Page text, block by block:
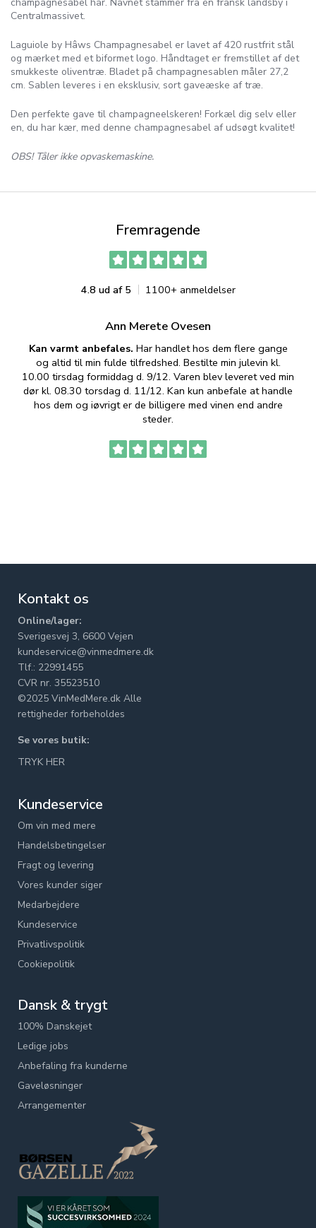
Centralmassivet.
Laguiole by Hâws Champagnesabel er lavet af 420 rustfrit stål
og mærket med et biformet logo. Håndtaget er fremstillet af det
smukkeste oliventræ. Bladet på champagnesablen måler 27,2
cm. Sablen leveres i en eksklusiv, sort gaveæske af træ.
Den perfekte gave til champagneelskeren! Forkæl dig selv eller
en, du har kær, med denne champagnesabel af udsøgt kvalitet!
OBS! Tåler ikke opvaskemaskine.
Fremragende
4.8 ud af 5 1100+ anmeldelser
Ann Merete Ovesen
Kan varmt anbefales. Har handlet hos dem flere gange
og altid til min fulde tilfredshed. Bestilte min julevin kl.
10.00 tirsdag formiddag d. 9/12. Varen blev leveret ved min
dør kl. 08.30 torsdag d. 11/12. Kan kun anbefale at handle
hos dem og iøvrigt er de billigere med vinen end andre
steder.
Kontakt os
Online/lager:
Sverigesvej 3, 6600 Vejen
kundeservice@vinmedmere.dk
Tlf.: 22991455
CVR nr. 35523510
©2025 VinMedMere.dk Alle
rettigheder forbeholdes
Se vores butik:
TRYK HER
Kundeservice
Om vin med mere
Handelsbetingelser
Fragt og levering
Vores kunder siger
Medarbejdere
Kundeservice
Privatlivspolitik
Cookiepolitik
Dansk & trygt
100% Danskejet
Ledige jobs
Anbefaling fra kunderne
Gaveløsninger
Arrangementer